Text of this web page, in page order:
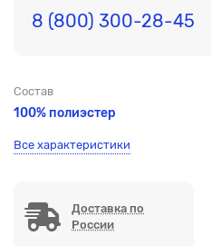
8 (800) 300-28-45
Состав
100% полиэстер
Все характеристики
Доставка по
России